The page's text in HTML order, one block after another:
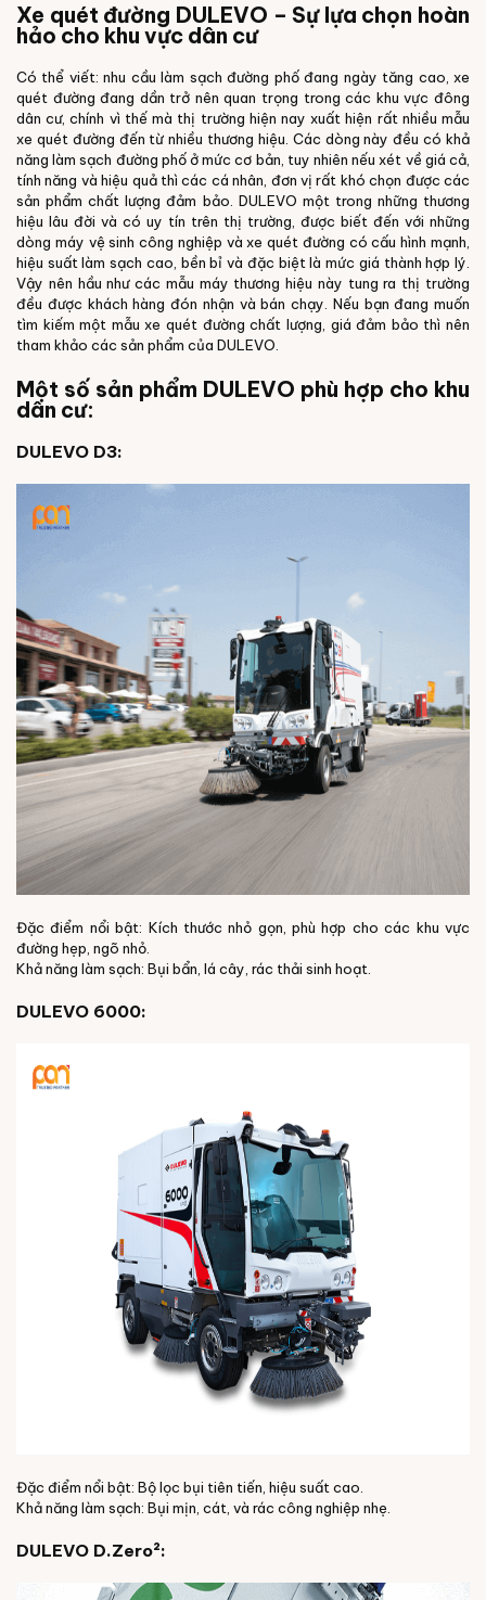
Xe quét đường DULEVO – Sự lựa chọn hoàn
hảo cho khu vực dân cư
Có thể viết: nhu cầu làm sạch đường phố đang ngày tăng cao, xe
quét đường đang dần trở nên quan trọng trong các khu vực đông
dân cư, chính vì thế mà thị trường hiện nay xuất hiện rất nhiều mẫu
xe quét đường đến từ nhiều thương hiệu. Các dòng này đều có khả
năng làm sạch đường phố ở mức cơ bản, tuy nhiên nếu xét về giá cả,
tính năng và hiệu quả thì các cá nhân, đơn vị rất khó chọn được các
sản phẩm chất lượng đảm bảo. DULEVO một trong những thương
hiệu lâu đời và có uy tín trên thị trường, được biết đến với những
dòng máy vệ sinh công nghiệp và xe quét đường có cấu hình mạnh,
hiệu suất làm sạch cao, bền bỉ và đặc biệt là mức giá thành hợp lý.
Vậy nên hầu như các mẫu máy thương hiệu này tung ra thị trường
đều được khách hàng đón nhận và bán chạy. Nếu bạn đang muốn
tìm kiếm một mẫu xe quét đường chất lượng, giá đảm bảo thì nên
tham khảo các sản phẩm của DULEVO.
Một số sản phẩm DULEVO phù hợp cho khu
dân cư:
DULEVO D3:
Đặc điểm nổi bật: Kích thước nhỏ gọn, phù hợp cho các khu vực
đường hẹp, ngõ nhỏ.
Khả năng làm sạch: Bụi bẩn, lá cây, rác thải sinh hoạt.
DULEVO 6000:
Đặc điểm nổi bật: Bộ lọc bụi tiên tiến, hiệu suất cao.
Khả năng làm sạch: Bụi mịn, cát, và rác công nghiệp nhẹ.
DULEVO D.Zero²: